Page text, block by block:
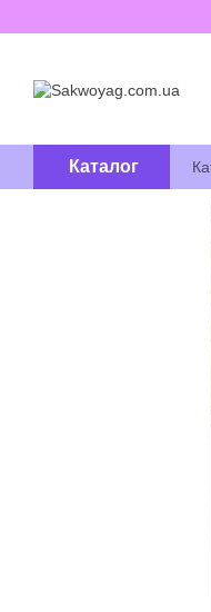
Перейти до основного
Каталог